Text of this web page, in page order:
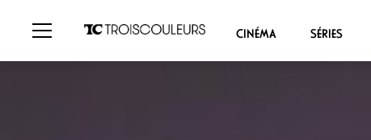
CINÉMA SÉRIES